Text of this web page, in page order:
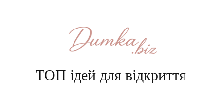
ТОП ідей для відкриття